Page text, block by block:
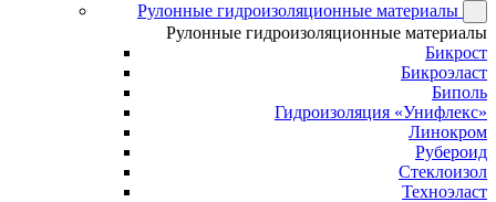
Рулонные гидроизоляционные материалы
Рулонные гидроизоляционные материалы
Бикрост
Бикроэласт
Биполь
Гидроизоляция «Унифлекс»
Линокром
Рубероид
Стеклоизол
Техноэласт